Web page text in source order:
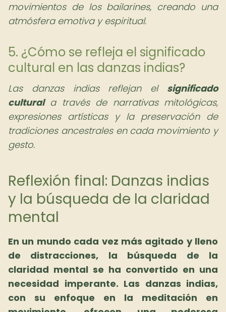
movimientos de los bailarines, creando una
atmósfera emotiva y espiritual.
5. ¿Cómo se refleja el significado
cultural en las danzas indias?
Las danzas indias reflejan el significado
culturala través de narrativas mitológicas,
expresiones artísticas y la preservación de
tradiciones ancestrales en cada movimiento y
gesto.
Reflexión final: Danzas indias
y la búsqueda de la claridad
mental
En un mundo cada vez más agitado y lleno
de distracciones, la búsqueda de la
claridad mental se ha convertido en una
necesidad imperante. Las danzas indias,
con su enfoque en la meditación en